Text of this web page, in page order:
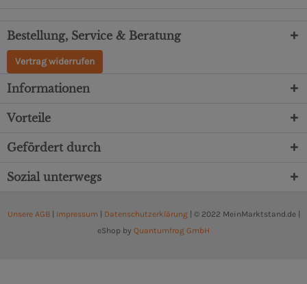
Bestellung, Service & Beratung
Vertrag widerrufen
Informationen
Vorteile
Gefördert durch
Sozial unterwegs
Unsere AGB| Impressum Datenschutzerklärung| © 2022 MeinMarktstand.de |
eShop by Quantumfrog GmbH